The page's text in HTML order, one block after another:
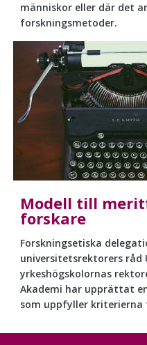
människor eller där det
forskningsmetoder.
Modell till
forskare
Forskningsetiska
universitetsrektorers råd
yrkeshögskolornas
Akademi har upprättat
som uppfyller kriterierna